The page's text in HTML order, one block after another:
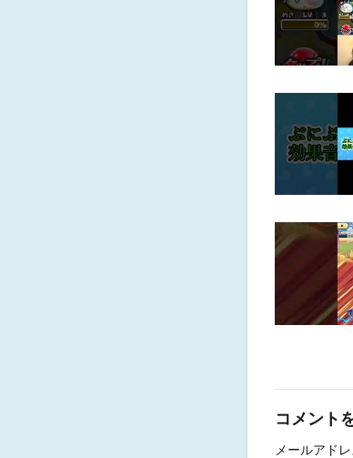
コメント
メールアド